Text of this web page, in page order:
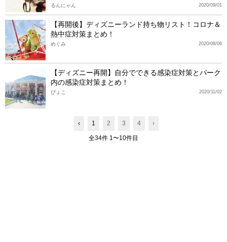
2020/09/01
るんにゃん
【再開後】ディズニーランド持ち物リスト！コロナ＆
熱中症対策まとめ！
2020/08/06
めぐみ
【ディズニー再開】自分でできる感染症対策とパーク
内の感染症対策まとめ！
2020/11/02
ぴょこ
‹ 1 2 3 4 ›
全34件 1〜10件目